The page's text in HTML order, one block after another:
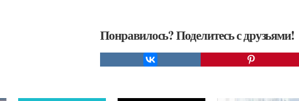
Понравилось? Поделитесь с друзьями!